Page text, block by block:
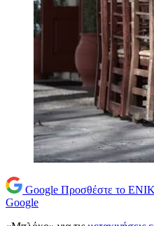
Google Προσθέστε το
Google